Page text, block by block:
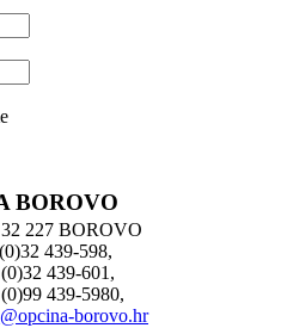
BOROVO
227 BOROVO
439-598,
439-601,
439-5980,
borovo.hr